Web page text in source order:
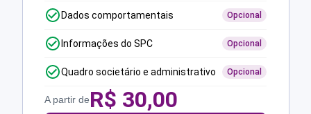
Dados comportamentais Opcional
Informações do SPC Opcional
Quadro societário e administrativo Opcional
A partir deR$ 30,00